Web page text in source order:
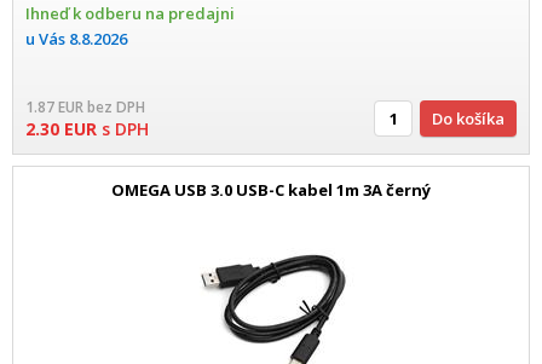
Ihneď k odberu na predajni
u Vás 8.8.2026
1.87EURbez DPH
2.30 EUR s DPH Do košíka
OMEGA USB 3.0 USB-C kabel 1m 3A černý